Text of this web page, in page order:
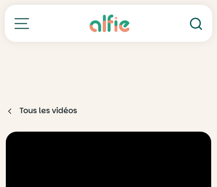
Toutes nos formations
Tous les vidéos